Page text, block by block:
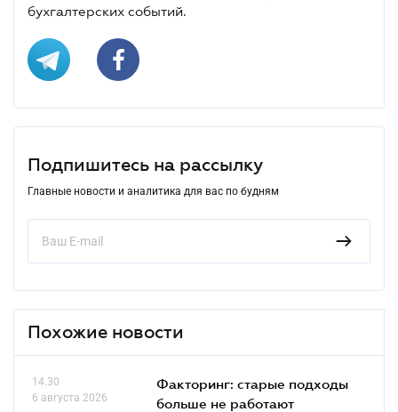
бухгалтерских событий.
Подпишитесь на рассылку
Главные новости и аналитика для вас по будням
Похожие новости
14.30
6 августа 2026
Факторинг: старые подходы
больше не работают